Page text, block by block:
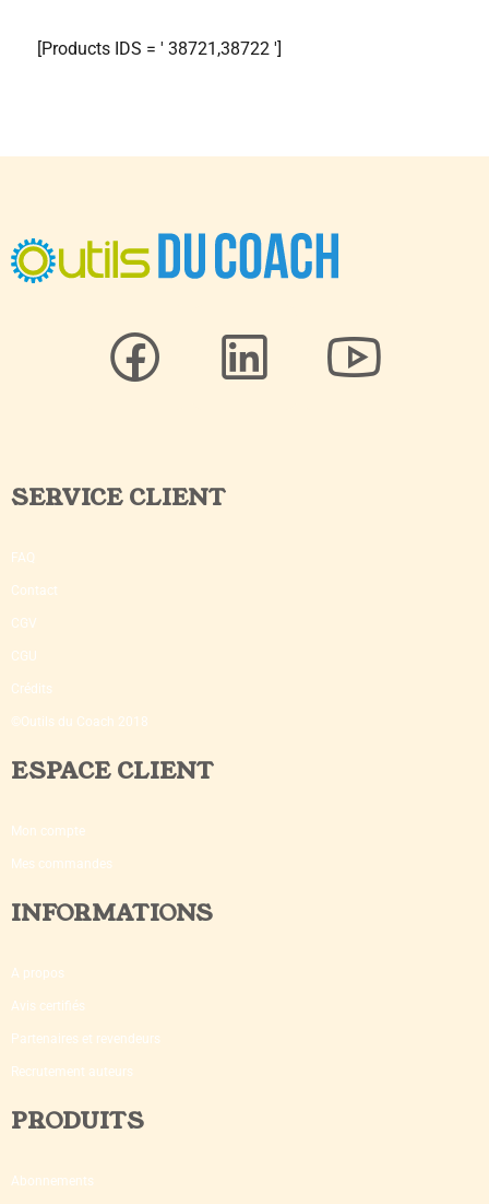
[Products IDS = ' 38721,38722 ']
SERVICE CLIENT
FAQ
Contact
CGV
CGU
Crédits
©Outils du Coach 2018
ESPACE CLIENT
Mon compte
Mes commandes
INFORMATIONS
A propos
Avis certifiés
Partenaires et revendeurs
Recrutement auteurs
PRODUITS
Abonnements